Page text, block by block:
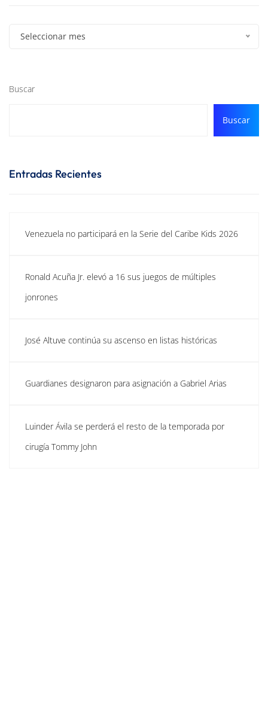
Seleccionar mes
Buscar
Buscar
Entradas Recientes
Venezuela no participará en la Serie del Caribe Kids 2026
Ronald Acuña Jr. elevó a 16 sus juegos de múltiples
jonrones
José Altuve continúa su ascenso en listas históricas
Guardianes designaron para asignación a Gabriel Arias
Luinder Ávila se perderá el resto de la temporada por
cirugía Tommy John